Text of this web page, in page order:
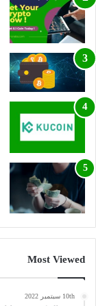
Most Viewed
10th سبتمبر 2022